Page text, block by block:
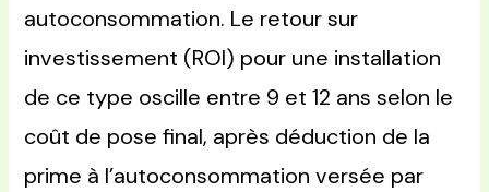
autoconsommation. Le retour sur
investissement (ROI) pour une installation
de ce type oscille entre 9 et 12 ans selon le
coût de pose final, après déduction de la
prime à l’autoconsommation versée par